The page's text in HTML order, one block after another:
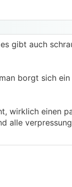
gibt auch
borgt sich
wirklich einen
alle